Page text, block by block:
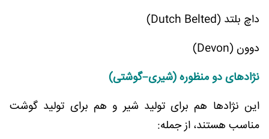
داچ بلتد (Dutch Belted)
دوون (Devon)
نژادهای دو منظوره (شیری–گوشتی)
این نژادها هم برای تولید شیر و هم برای تولید گوشت
مناسب هستند، از جمله: